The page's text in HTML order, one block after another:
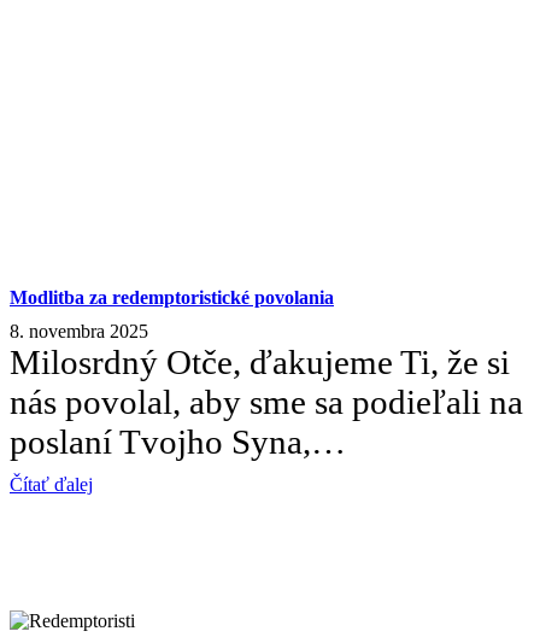
Modlitba za redemptoristické povolania
8. novembra 2025
Milosrdný Otče, ďakujeme Ti, že si
nás povolal, aby sme sa podieľali na
poslaní Tvojho Syna,…
Čítať ďalej